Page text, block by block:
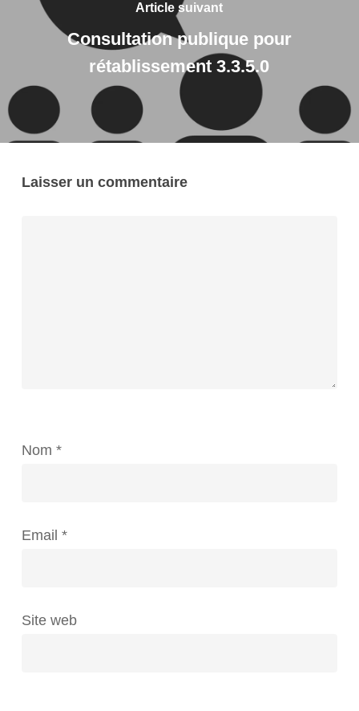
Article suivant
Consultation publique pour
rétablissement 3.3.5.0
Laisser un commentaire
Nom *
Email *
Site web